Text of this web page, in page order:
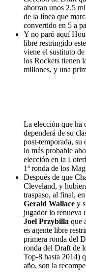
ahorran unos 2.5
de la línea que
convertido en 5 a
Y no paró aquí
libre restringido
viene el sustituto
los Rockets tienen
millones, y una
La elección que ha
dependerá de su
post-temporada, su
lo más probable
elección en la
1ª ronda de los
Después de que
Cleveland, y
traspaso, al final,
Gerald Wallace y
jugador lo renueva
Joel Przybilla que
es agente libre
primera ronda del
ronda del Draft de
Top-8 hasta 2014)
año, son la